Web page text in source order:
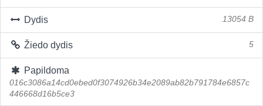
Dydis 13054 B
Žiedo dydis 5
Papildoma
016c3086a14cd0ebed0f3074926b34e2089ab82b791784e6857c
446668d16b5ce3